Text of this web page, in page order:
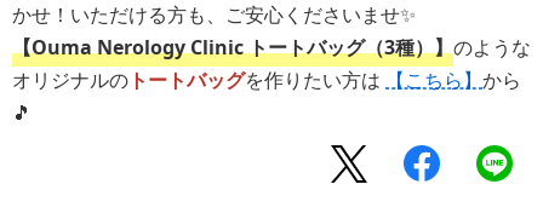
かせ！いただける方も、ご安心くださいませ✨
【Ouma Nerology Clinic トートバッグ（3種）】のような
オリジナルの トートバッグを作りたい方は 【こちら】 から
🎵